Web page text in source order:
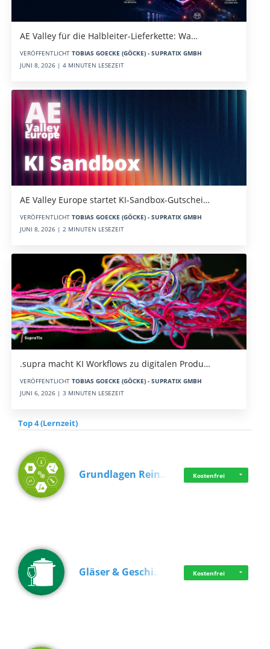
AE Valley für die Halbleiter-Lieferkette: Wa…
VERÖFFENTLICHT TOBIAS GOECKE (GÖCKE) - SUPRATIX GMBH
JUNI 8, 2026 | 4 MINUTEN LESEZEIT
AE Valley Europe startet KI-Sandbox-Gutschei…
VERÖFFENTLICHT TOBIAS GOECKE (GÖCKE) - SUPRATIX GMBH
JUNI 8, 2026 | 2 MINUTEN LESEZEIT
.supra macht KI Workflows zu digitalen Produ…
VERÖFFENTLICHT TOBIAS GOECKE (GÖCKE) - SUPRATIX GMBH
JUNI 6, 2026 | 3 MINUTEN LESEZEIT
Top 4 (Lernzeit)
Grundlagen Rein… Kostenfrei
Gläser & Geschi… Kostenfrei